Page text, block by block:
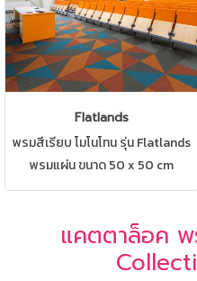
Flatlands
พรมสีเรียบ โมโนโทน รุ่น Flatlands
พรมแผ่น ขนาด 50 x 50 cm
สามารถปูได้ทุกสถานที่ เช่น บ้าน
ประชุม ดูแลรักษาง่าย
แคตตาล็อค